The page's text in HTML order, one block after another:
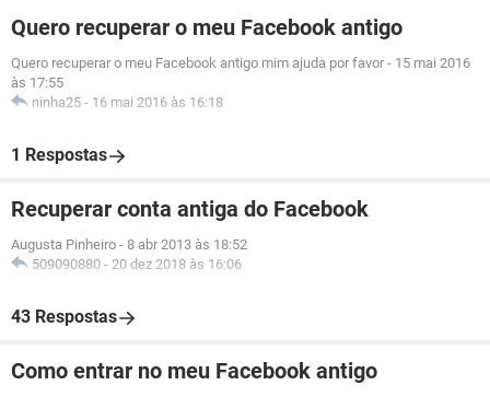
Quero recuperar o meu Facebook antigo
Quero recuperar o meu Facebook antigo mim ajuda por favor - 15 mai 2016
às 17:55
ninha25 - 16 mai 2016 às 16:18
1 Respostas
Recuperar conta antiga do Facebook
Augusta Pinheiro - 8 abr 2013 às 18:52
509090880 - 20 dez 2018 às 16:06
43 Respostas
Como entrar no meu Facebook antigo